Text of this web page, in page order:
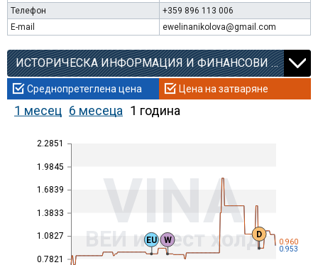
Телефон
+359 896 113 006
E-mail
ewelinanikolova@gmail.com
ИСТОРИЧЕСКА ИНФОРМАЦИЯ И ФИНАНСОВИ КОЕФИЦИЕНТИ
Среднопретеглена цена Цена на затваряне
1 месец 6 месеца 1 година
0.7821
1.0827
1.3833
1.6839
1.9845
2.2851
VINA
ВЕИ инвест холд 0.953
0.960
EU W
D